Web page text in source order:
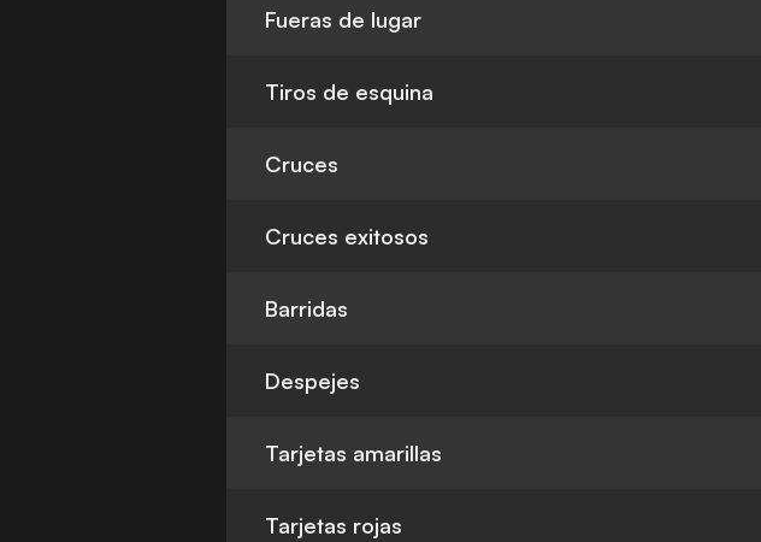
Fueras de lugar
Tiros de esquina
Cruces
Cruces exitosos
Barridas
Despejes
Tarjetas amarillas
Tarjetas rojas